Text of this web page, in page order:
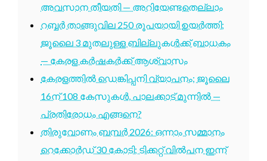
അവസാന തീയതി — അറിയേണ്ടതെല്ലാം
റബ്ബർ താങ്ങുവില 250 രൂപയായി ഉയർത്തി;
ജൂലൈ 3 മുതലുള്ള ബില്ലുകൾക്ക് ബാധകം
— കേരള കർഷകർക്ക് ആശ്വാസം
കേരളത്തിൽ ഡെങ്കിപ്പനി വ്യാപനം; ജൂലൈ
16ന് 108 കേസുകൾ, പാലക്കാട് മുന്നിൽ —
പ്രതിരോധം എങ്ങനെ?
തിരുവോണം ബമ്പർ 2026: ഒന്നാം സമ്മാനം
റെക്കോർഡ് 30 കോടി; ടിക്കറ്റ് വിൽപന ഇന്ന്